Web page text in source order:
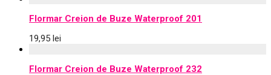
Flormar Creion de Buze Waterproof 201
19,95 lei
Flormar Creion de Buze Waterproof 232